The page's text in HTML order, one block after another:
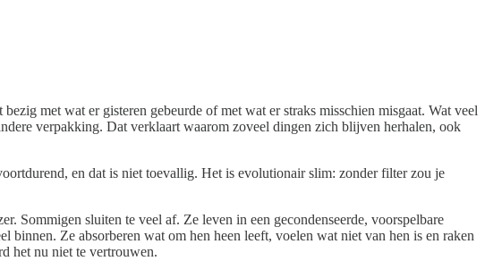
met wat er gisteren gebeurde of met wat er straks misschien misgaat. Wat veel
verpakking. Dat verklaart waarom zoveel dingen zich blijven herhalen, ook
en dat is niet toevallig. Het is evolutionair slim: zonder filter zou je
Sommigen sluiten te veel af. Ze leven in een gecondenseerde, voorspelbare
Ze absorberen wat om hen heen leeft, voelen wat niet van hen is en raken
het nu niet te vertrouwen.